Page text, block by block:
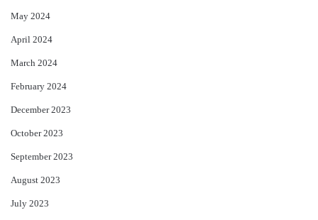
May 2024
April 2024
March 2024
February 2024
December 2023
October 2023
September 2023
August 2023
July 2023